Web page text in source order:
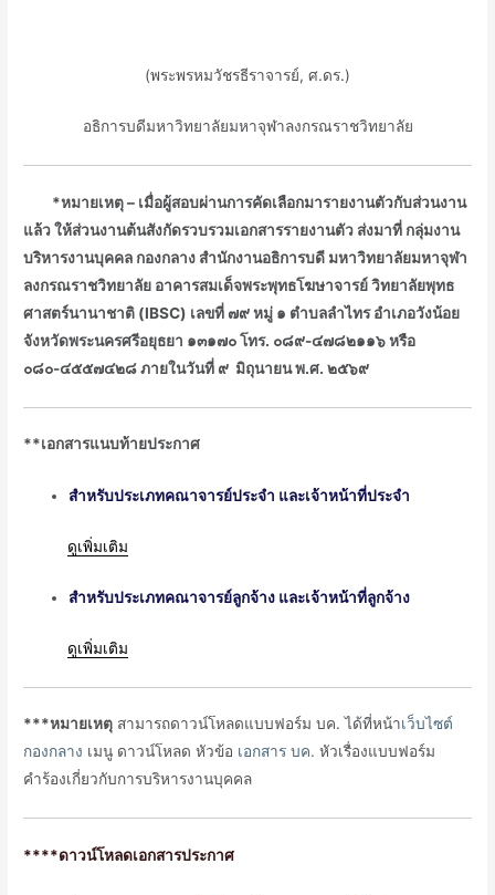
(พระพรหมวัชรธีราจารย์, ศ.ดร.)
อธิการบดีมหาวิทยาลัยมหาจุฬาลงกรณราชวิทยาลัย
ᅠᅠ*หมายเหตุ – เมื่อผู้สอบผ่านการคัดเลือกมารายงานตัวกับส่วนงาน
แล้ว ให้ส่วนงานต้นสังกัดรวบรวมเอกสารรายงานตัว ส่งมาที่ กลุ่มงาน
บริหารงานบุคคล กองกลาง สำนักงานอธิการบดี มหาวิทยาลัยมหาจุฬา
ลงกรณราชวิทยาลัย อาคารสมเด็จพระพุทธโฆษาจารย์ วิทยาลัยพุทธ
ศาสตร์นานาชาติ (IBSC) เลขที่ ๗๙ หมู่ ๑ ตำบลลำไทร อำเภอวังน้อย
จังหวัดพระนครศรีอยุธยา ๑๓๑๗๐ โทร. ๐๘๙-๔๗๘๒๑๑๖ หรือ
๐๘๐-๔๕๕๗๔๒๘ ภายในวันที่ ๙ มิถุนายน พ.ศ. ๒๕๖๙
**เอกสารแนบท้ายประกาศ
สำหรับประเภทคณาจารย์ประจำ และเจ้าหน้าที่ประจำ
ดูเพิ่มเติม
สำหรับประเภทคณาจารย์ลูกจ้าง และเจ้าหน้าที่ลูกจ้าง
ดูเพิ่มเติม
***หมายเหตุ สามารถดาวน์โหลดแบบฟอร์ม บค. ได้ที่หน้าเว็บไซต์
กองกลาง เมนู ดาวน์โหลด หัวข้อ เอกสาร บค. หัวเรื่องแบบฟอร์ม
คำร้องเกี่ยวกับการบริหารงานบุคคล
****ดาวน์โหลดเอกสารประกาศ